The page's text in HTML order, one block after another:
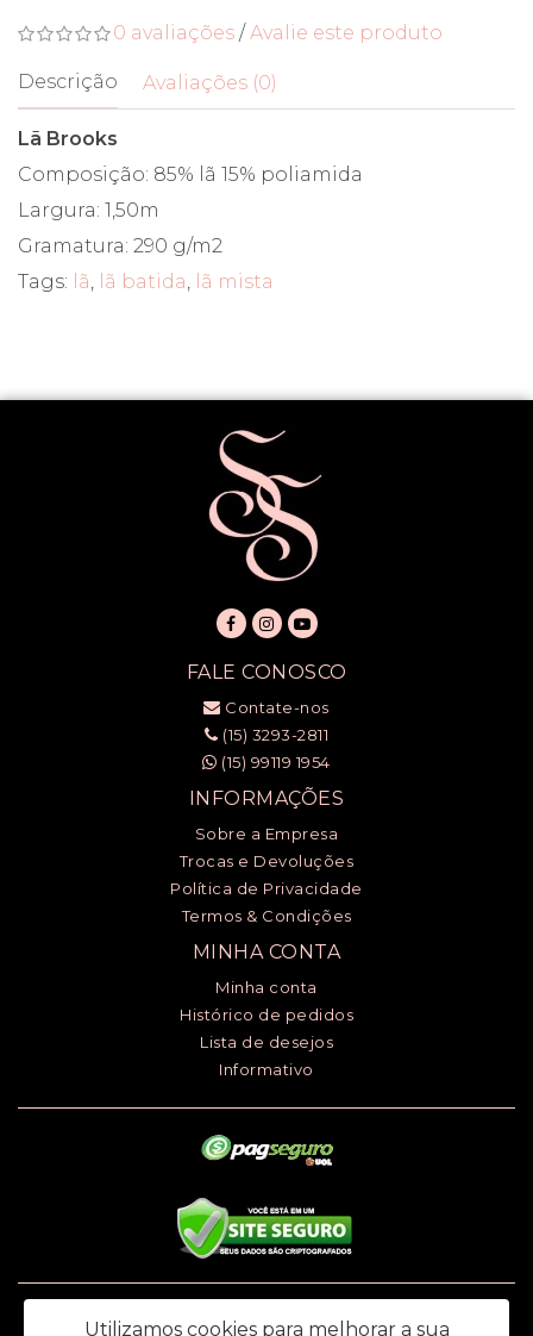
0 avaliações /Avalie este produto
Descrição Avaliações (0)
Lã Brooks
Composição: 85% lã 15% poliamida
Largura: 1,50m
Gramatura: 290 g/m2
Tags: lã, lã batida, lã mista
FALE CONOSCO
Contate-nos
(15) 3293-2811
(15) 99119 1954
INFORMAÇÕES
Sobre a Empresa
Trocas e Devoluções
Política de Privacidade
Termos & Condições
MINHA CONTA
Minha conta
Histórico de pedidos
Lista de desejos
Informativo
Utilizamos cookies para melhorar a sua